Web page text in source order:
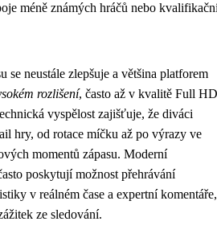
méně známých hráčů nebo
se neustále zlepšuje a většina platforem
rozlišení, často až v kvalitě Full HD
vyspělost zajišťuje, že diváci
hry, od rotace míčku až po výrazy ve
momentů zápasu. Moderní
poskytují možnost přehrávání
v reálném čase a expertní komentáře,
ze sledování.